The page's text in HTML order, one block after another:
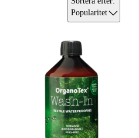
Popularitet